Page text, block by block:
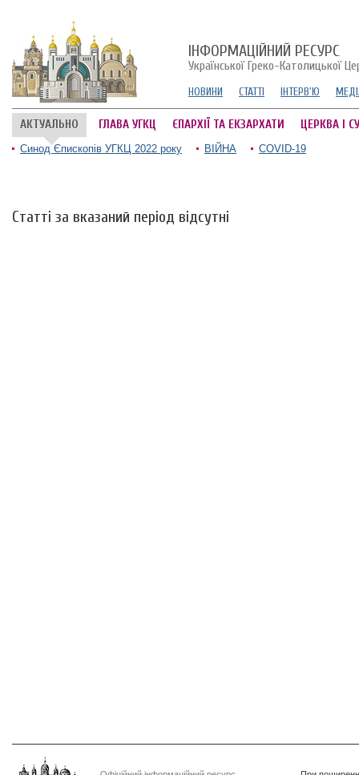
ІНФОРМАЦІЙНИЙ РЕСУРС
Української Греко-Католицької
НОВИНИ СТАТТІ ІНТЕРВ'Ю
АКТУАЛЬНО ГЛАВА УГКЦ ЄПАРХІЇ ТА ЕКЗАРХАТИ ЦЕРКВА І
Синод Єпископів УГКЦ 2022 року ВІЙНА COVID-19
Статті за вказаний період відсутні